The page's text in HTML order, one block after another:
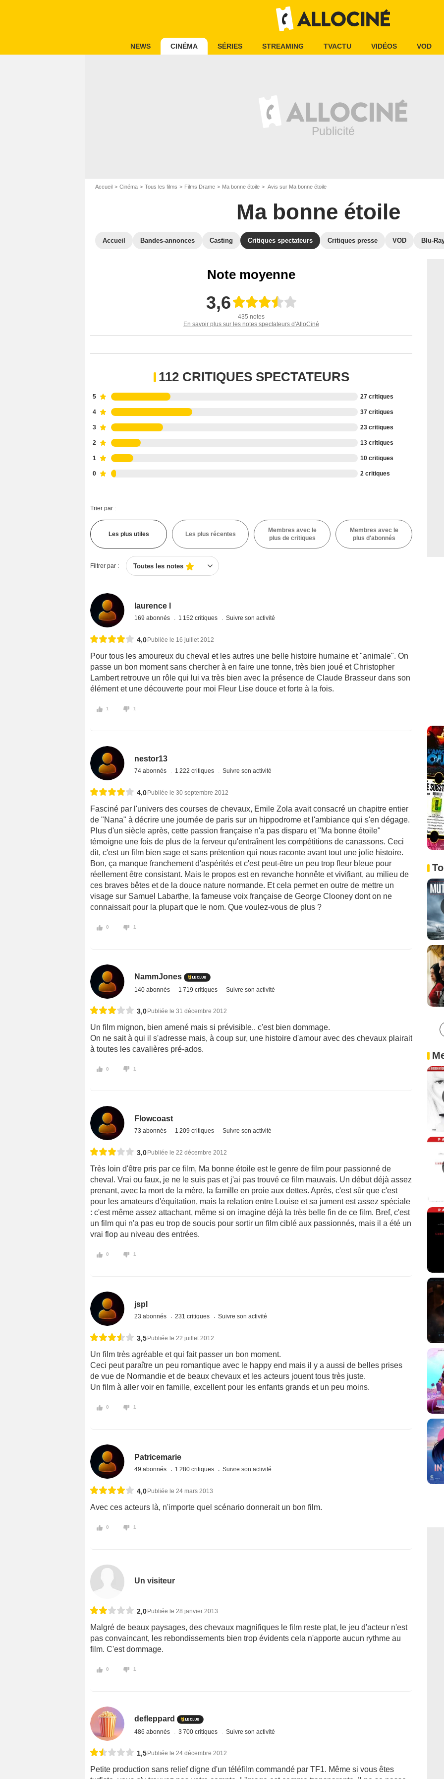
NEWS CINÉMA SÉRIES STREAMING TVACTU VIDÉOS VOD
Accueil Cinéma Tous les films Films Drame Ma bonne étoile Avis sur Ma bonne étoile
Ma bonne étoile
Accueil Bandes-annonces Casting Critiques spectateurs Critiques presse VOD Blu-
Note moyenne
3,6
435 notes
En savoir plus sur les notes spectateurs d'AlloCiné
112 CRITIQUES SPECTATEURS
5 27 critiques
4 37 critiques
3 23 critiques
2 13 critiques
1 10 critiques
0 2 critiques
Trier par :
Les plus utiles Les plus récentes
Membres avec le
plus de critiques
Membres avec le
plus d'abonnés
Filtrer par : Toutes les notes
laurence l
169 abonnés 1 152 critiques Suivre son activité
4,0 Publiée le 16 juillet 2012
Pour tous les amoureux du cheval et les autres une belle histoire humaine et "animale". On
passe un bon moment sans chercher à en faire une tonne, très bien joué et Christopher
Lambert retrouve un rôle qui lui va très bien avec la présence de Claude Brasseur dans son
élément et une découverte pour moi Fleur Lise douce et forte à la fois.
1 1
nestor13
74 abonnés 1 222 critiques Suivre son activité
4,0Publiée le 30 septembre 2012
Fasciné par l'univers des courses de chevaux, Emile Zola avait consacré un chapitre entier
de "Nana" à décrire une journée de paris sur un hippodrome et l'ambiance qui s'en dégage.
Plus d'un siècle après, cette passion française n'a pas disparu et "Ma bonne étoile"
témoigne une fois de plus de la ferveur qu'entraînent les compétitions de canassons. Ceci
dit, c'est un film bien sage et sans prétention qui nous raconte avant tout une jolie histoire.
Bon, ça manque franchement d'aspérités et c'est peut-être un peu trop fleur bleue pour
réellement être consistant. Mais le propos est en revanche honnête et vivifiant, au milieu de
ces braves bêtes et de la douce nature normande. Et cela permet en outre de mettre un
visage sur Samuel Labarthe, la fameuse voix française de George Clooney dont on ne
connaissait pour la plupart que le nom. Que voulez-vous de plus ?
0 1
NammJones
140 abonnés 1 719 critiques Suivre son activité
3,0Publiée le 31 décembre 2012
Un film mignon, bien amené mais si prévisible.. c'est bien dommage.
On ne sait à qui il s'adresse mais, à coup sur, une histoire d'amour avec des chevaux plairait
à toutes les cavalières pré-ados.
0 1
Flowcoast
73 abonnés 1 209 critiques Suivre son activité
3,0 Publiée le 22 décembre 2012
Très loin d'être pris par ce film, Ma bonne étoile est le genre de film pour passionné de
cheval. Vrai ou faux, je ne le suis pas et j'ai pas trouvé ce film mauvais. Un début déjà assez
prenant, avec la mort de la mère, la famille en proie aux dettes. Après, c'est sûr que c'est
pour les amateurs d'équitation, mais la relation entre Louise et sa jument est assez spéciale
: c'est même assez attachant, même si on imagine déjà la très belle fin de ce film. Bref, c'est
un film qui n'a pas eu trop de soucis pour sortir un film ciblé aux passionnés, mais il a été un
vrai flop au niveau des entrées.
0 1
jspl
23 abonnés 231 critiques Suivre son activité
3,5 Publiée le 22 juillet 2012
Un film très agréable et qui fait passer un bon moment.
Ceci peut paraître un peu romantique avec le happy end mais il y a aussi de belles prises
de vue de Normandie et de beaux chevaux et les acteurs jouent tous très juste.
Un film à aller voir en famille, excellent pour les enfants grands et un peu moins.
0 1
Patricemarie
49 abonnés 1 280 critiques Suivre son activité
4,0 Publiée le 24 mars 2013
Avec ces acteurs là, n'importe quel scénario donnerait un bon film.
0 1
Un visiteur
2,0 Publiée le 28 janvier 2013
Malgré de beaux paysages, des chevaux magnifiques le film reste plat, le jeu d'acteur n'est
pas convaincant, les rebondissements bien trop évidents cela n'apporte aucun rythme au
film. C'est dommage.
0 1
defleppard
486 abonnés 3 700 critiques Suivre son activité
1,5Publiée le 24 décembre 2012
Petite production sans relief digne d'un téléfilm commandé par TF1. Même si vous êtes